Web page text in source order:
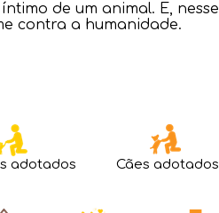
de um animal. E, nesse
contra a humanidade.
adotados Cães adotados